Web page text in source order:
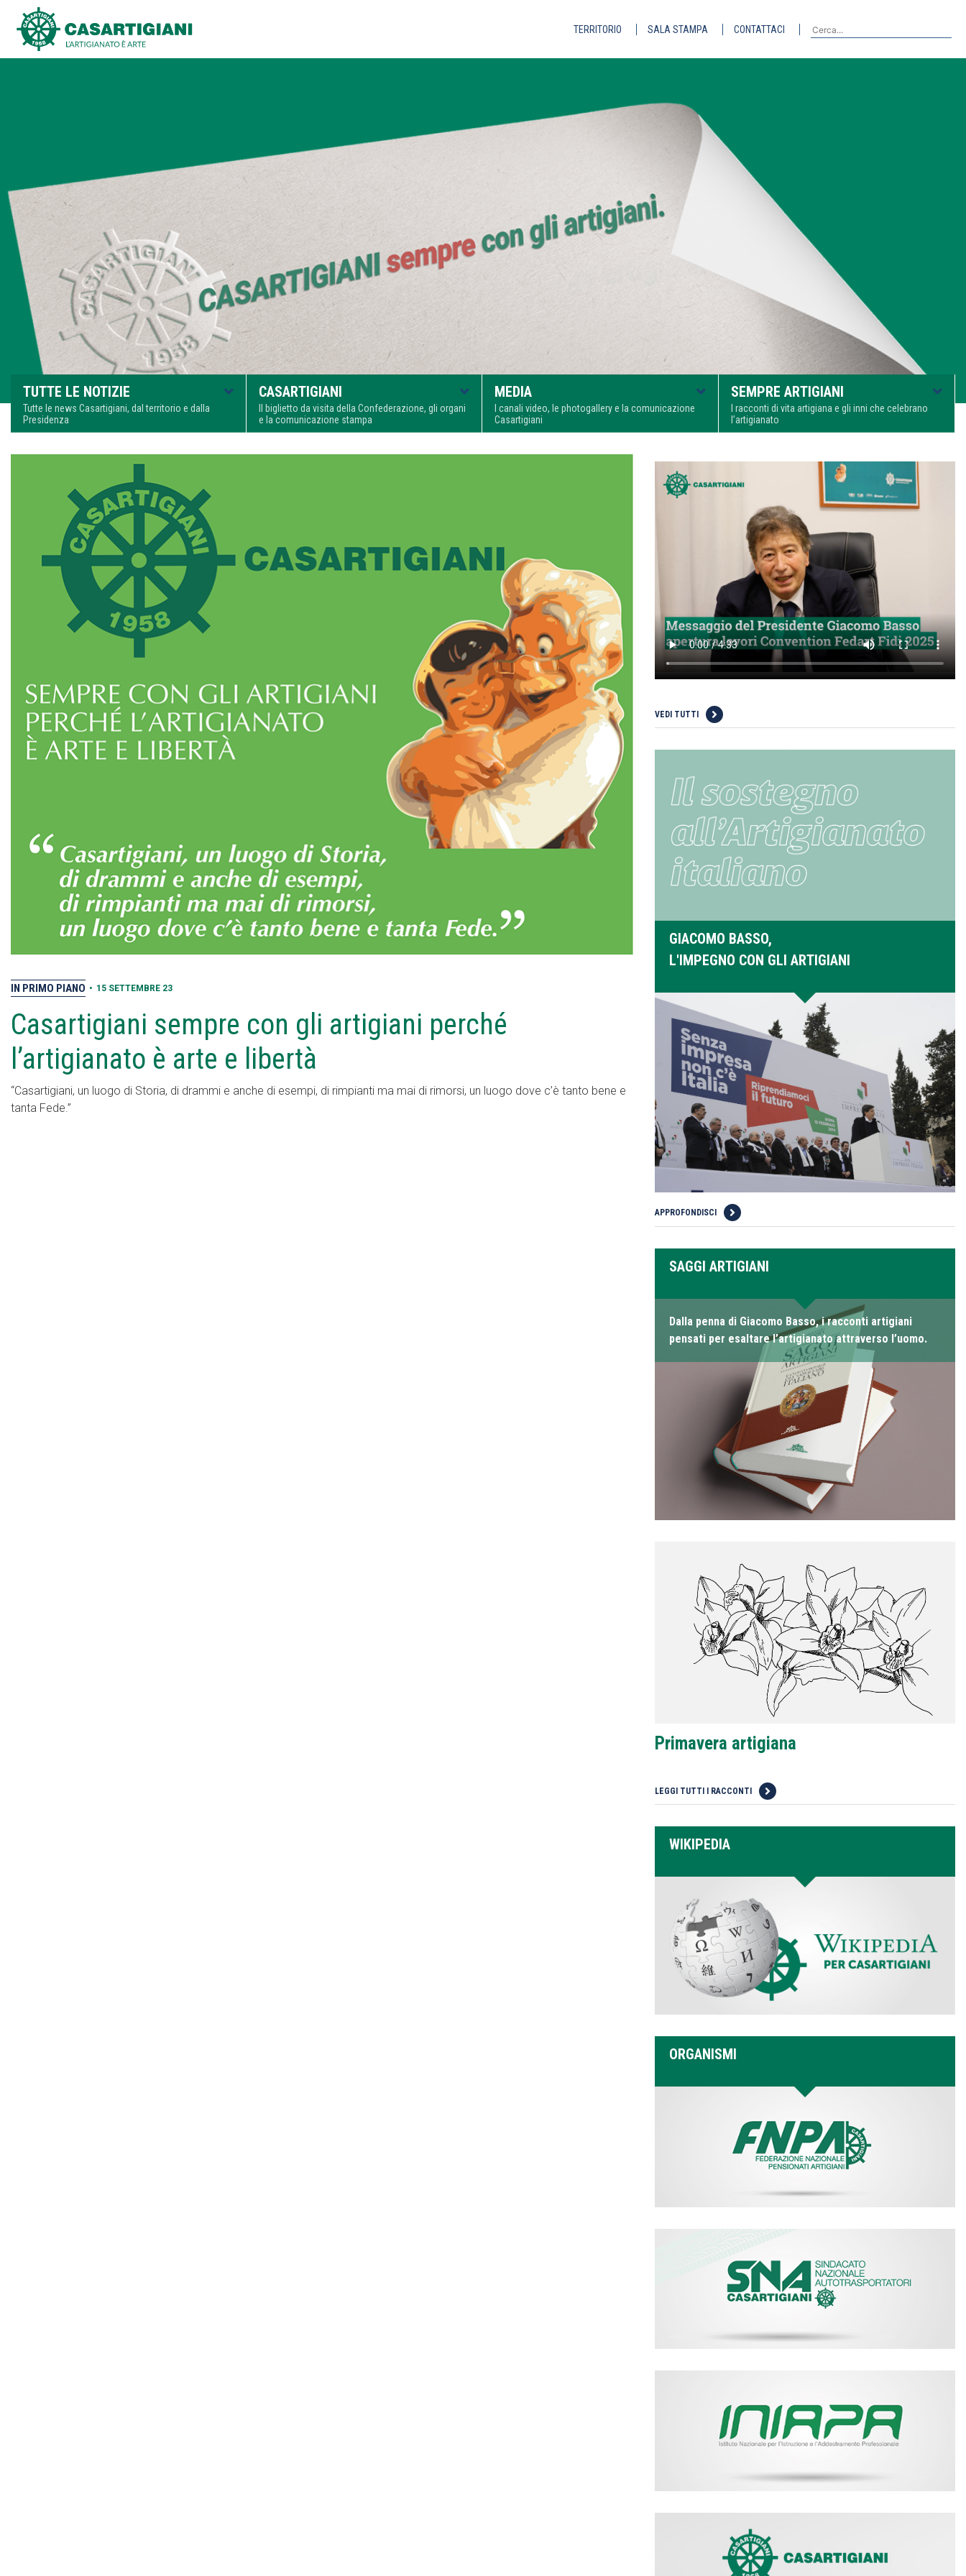
TERRITORIO SALA STAMPA CONTATTACI
TUTTE LE NOTIZIE
Tutte le news Casartigiani, dal territorio e dalla
Presidenza
CASARTIGIANI
Il biglietto da visita della Confederazione, gli organi
e la comunicazione stampa
MEDIA
I canali video, le photogallery e la comunicazione
Casartigiani
SEMPRE ARTIGIANI
I racconti di vita artigiana e gli inni che celebrano
l’artigianato
IN PRIMO PIANO • 15 SETTEMBRE 23
Casartigiani sempre con gli artigiani perché
l’artigianato è arte e libertà
“Casartigiani, un luogo di Storia, di drammi e anche di esempi, di rimpianti ma mai di rimorsi, un luogo dove c’è tanto bene e
tanta Fede.”
VEDI TUTTI
GIACOMO BASSO,
L'IMPEGNO CON GLI ARTIGIANI
APPROFONDISCI
SAGGI ARTIGIANI
Dalla penna di Giacomo Basso, i racconti artigiani
pensati per esaltare l’artigianato attraverso l’uomo.
Primavera artigiana
LEGGI TUTTI I RACCONTI
WIKIPEDIA
ORGANISMI